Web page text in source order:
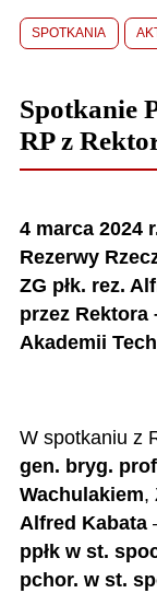
SPOTKANIA
Spotkanie
RP z
4 marca 2024
Rezerwy
ZG płk. rez.
przez Rektora
Akademii
W spotkaniu z
gen. bryg.
Wachulakiem,
Alfred Kabata
ppłk w st.
pchor. w st.